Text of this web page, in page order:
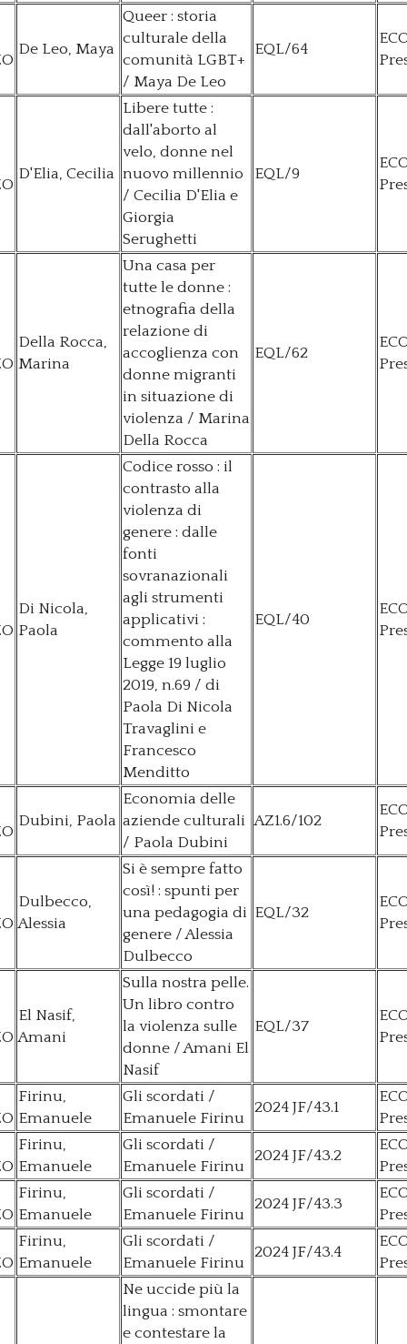
De Leo, Maya
Queer : storia
culturale della
comunità LGBT+
/ Maya De Leo
EQL/64
D'Elia, Cecilia
Libere tutte :
dall'aborto al
velo, donne nel
nuovo millennio
/ Cecilia D'Elia e
Giorgia
Serughetti
EQL/9
Della Rocca,
Marina
Una casa per
tutte le donne :
etnografia della
relazione di
accoglienza con
donne migranti
in situazione di
violenza / Marina
Della Rocca
EQL/62
Di Nicola,
Paola
Codice rosso : il
contrasto alla
violenza di
genere : dalle
fonti
sovranazionali
agli strumenti
applicativi :
commento alla
Legge 19 luglio
2019, n.69 / di
Paola Di Nicola
Travaglini e
Francesco
Menditto
EQL/40
Dubini, Paola
Economia delle
aziende culturali
/ Paola Dubini
AZ1.6/102
Dulbecco,
Alessia
Si è sempre fatto
così! : spunti per
una pedagogia di
genere / Alessia
Dulbecco
EQL/32
El Nasif,
Amani
Sulla nostra pelle.
Un libro contro
la violenza sulle
donne / Amani El
Nasif
EQL/37
Firinu,
Emanuele
Gli scordati /
Emanuele Firinu
2024 JF/43.1
Firinu,
Emanuele
Gli scordati /
Emanuele Firinu
2024 JF/43.2
Firinu,
Emanuele
Gli scordati /
Emanuele Firinu
2024 JF/43.3
Firinu,
Emanuele
Gli scordati /
Emanuele Firinu
2024 JF/43.4
Ne uccide più la
lingua : smontare
e contestare la